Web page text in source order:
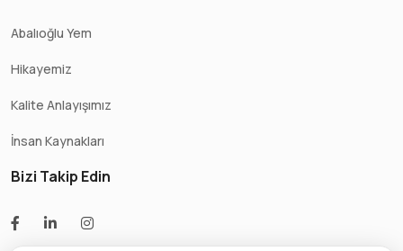
Abalıoğlu Yem
Hikayemiz
Kalite Anlayışımız
İnsan Kaynakları
Bizi Takip Edin